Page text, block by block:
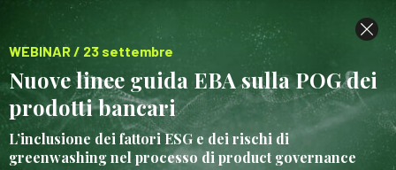
WEBINAR / 23 settembre
Nuove linee guida EBA sulla POG dei
prodotti bancari
L’inclusione dei fattori ESG e dei rischi di
greenwashing nel processo di product governance